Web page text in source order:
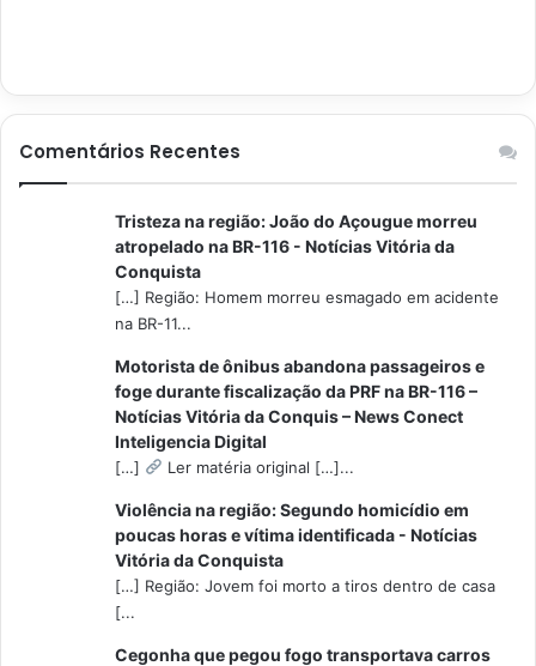
Comentários Recentes
Tristeza na região: João do Açougue morreu
atropelado na BR-116 - Notícias Vitória da
Conquista
[…] Região: Homem morreu esmagado em acidente
na BR-11...
Motorista de ônibus abandona passageiros e
foge durante fiscalização da PRF na BR-116 –
Notícias Vitória da Conquis – News Conect
Inteligencia Digital
[…] Ler matéria original […]...
Violência na região: Segundo homicídio em
poucas horas e vítima identificada - Notícias
Vitória da Conquista
[…] Região: Jovem foi morto a tiros dentro de casa
[...
Cegonha que pegou fogo transportava carros